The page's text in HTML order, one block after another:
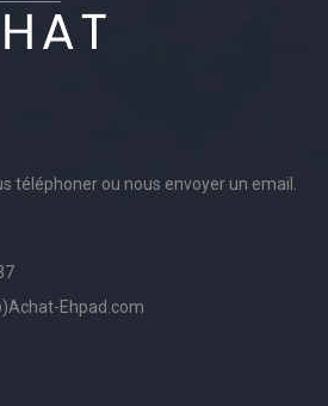
téléphoner ou nous envoyer un email.
Ehpad.com